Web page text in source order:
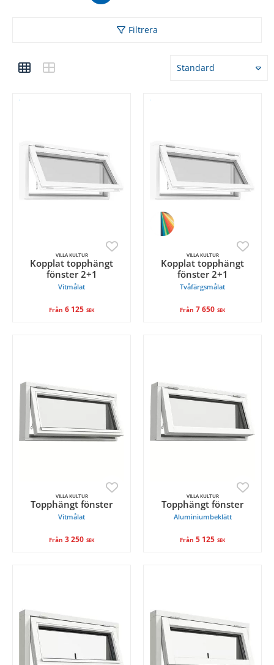
Filtrera
Standard
VILLA KULTUR
Kopplat topphängt
fönster 2+1
Vitmålat
Från 6 125 SEK
VILLA KULTUR
Kopplat topphängt
fönster 2+1
Tvåfärgsmålat
Från 7 650 SEK
VILLA KULTUR
Topphängt fönster
Vitmålat
Från 3 250 SEK
VILLA KULTUR
Topphängt fönster
Aluminiumbeklätt
Från 5 125 SEK